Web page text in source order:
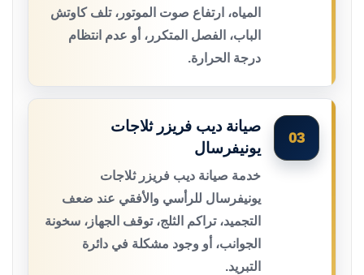
المياه، ارتفاع صوت الموتور، تلف كاوتش
الباب، الفصل المتكرر، أو عدم انتظام
درجة الحرارة.
03
صيانة ديب فريزر ثلاجات
يونيفرسال
خدمة صيانة ديب فريزر ثلاجات
يونيفرسال للرأسي والأفقي عند ضعف
التجميد، تراكم الثلج، توقف الجهاز، سخونة
الجوانب، أو وجود مشكلة في دائرة
التبريد.